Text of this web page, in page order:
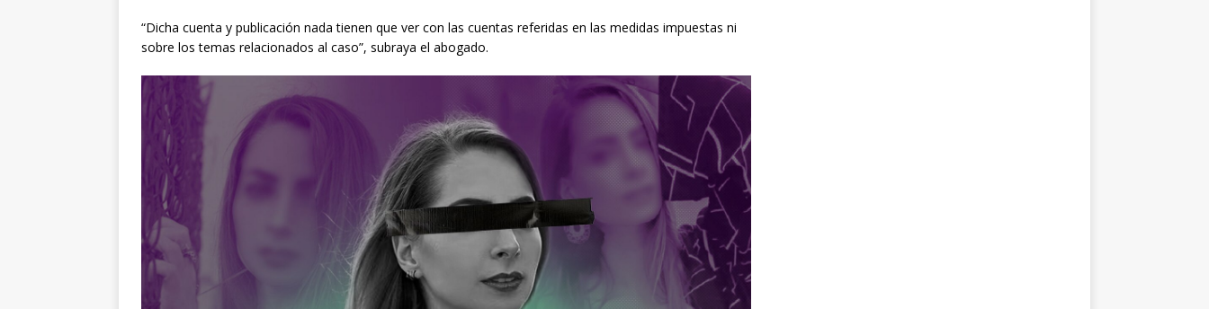
“Dicha cuenta y publicación nada tienen que ver con las cuentas referidas en las medidas impuestas ni
sobre los temas relacionados al caso”, subraya el abogado.